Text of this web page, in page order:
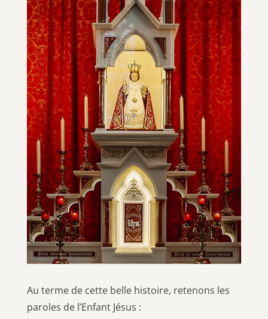
Au terme de cette belle histoire, retenons les
paroles de l’Enfant Jésus :